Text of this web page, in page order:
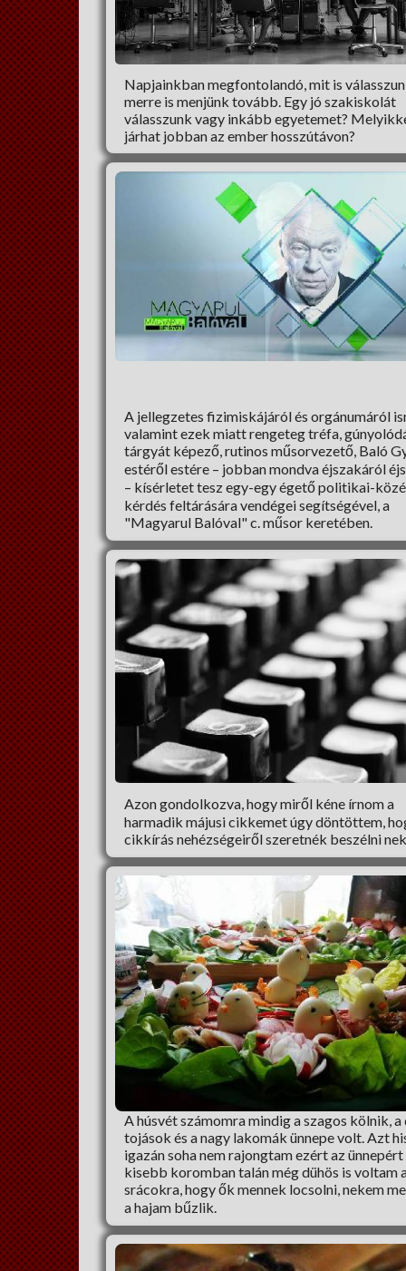
Napjainkban megfontolandó, mit is
merre is menjünk tovább. Egy jó szakiskolát
válasszunk vagy inkább egyetemet?
járhat jobban az ember hosszútávon?
A jellegzetes fizimiskájáról és orgánumáról
valamint ezek miatt rengeteg tréfa,
tárgyát képező, rutinos műsorvezető, Baló
estéről estére – jobban mondva éjszakáról
– kísérletet tesz egy-egy égető politikai-
kérdés feltárására vendégei segítségével, a
"Magyarul Balóval" c. műsor keretében.
Azon gondolkozva, hogy miről kéne írnom a
harmadik májusi cikkemet úgy döntöttem,
cikkírás nehézségeiről szeretnék beszélni
A húsvét számomra mindig a szagos kölnik, a
tojások és a nagy lakomák ünnepe volt. Azt
igazán soha nem rajongtam ezért az ünnepért
kisebb koromban talán még dühös is voltam
srácokra, hogy ők mennek locsolni, nekem
a hajam bűzlik.